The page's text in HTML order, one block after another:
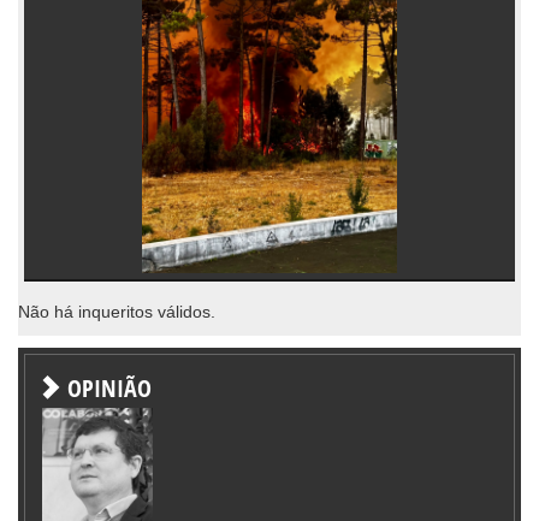
Não há inqueritos válidos.
OPINIÃO